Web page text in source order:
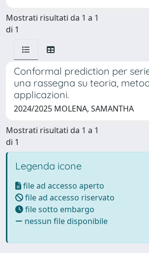
Mostrati risultati da 1 a 1
di 1
Conformal prediction per
una rassegna su teoria,
applicazioni.
2024/2025 MOLENA, SAMANTHA
Mostrati risultati da 1 a 1
di 1
Legenda icone
file ad accesso aperto
file ad accesso riservato
file sotto embargo
nessun file disponibile